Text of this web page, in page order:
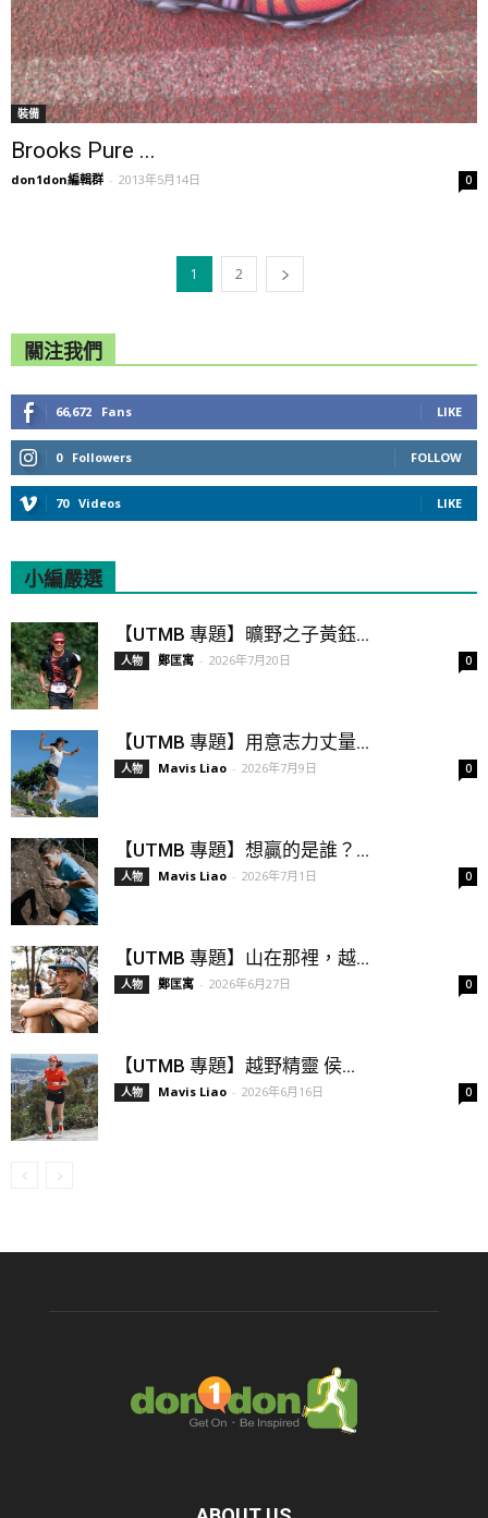
裝備
Brooks Pure ...
don1don編輯群 - 2013年5月14日 0
1 2
關注我們
66,672 Fans LIKE
0 Followers FOLLOW
70 Videos LIKE
小編嚴選
【UTMB 專題】曠野之子黃鈺...
人物 鄭匡寓 - 2026年7月20日 0
【UTMB 專題】用意志力丈量...
人物 Mavis Liao - 2026年7月9日 0
【UTMB 專題】想贏的是誰？...
人物 Mavis Liao - 2026年7月1日 0
【UTMB 專題】山在那裡，越...
人物 鄭匡寓 - 2026年6月27日 0
【UTMB 專題】越野精靈 侯...
人物 Mavis Liao - 2026年6月16日 0